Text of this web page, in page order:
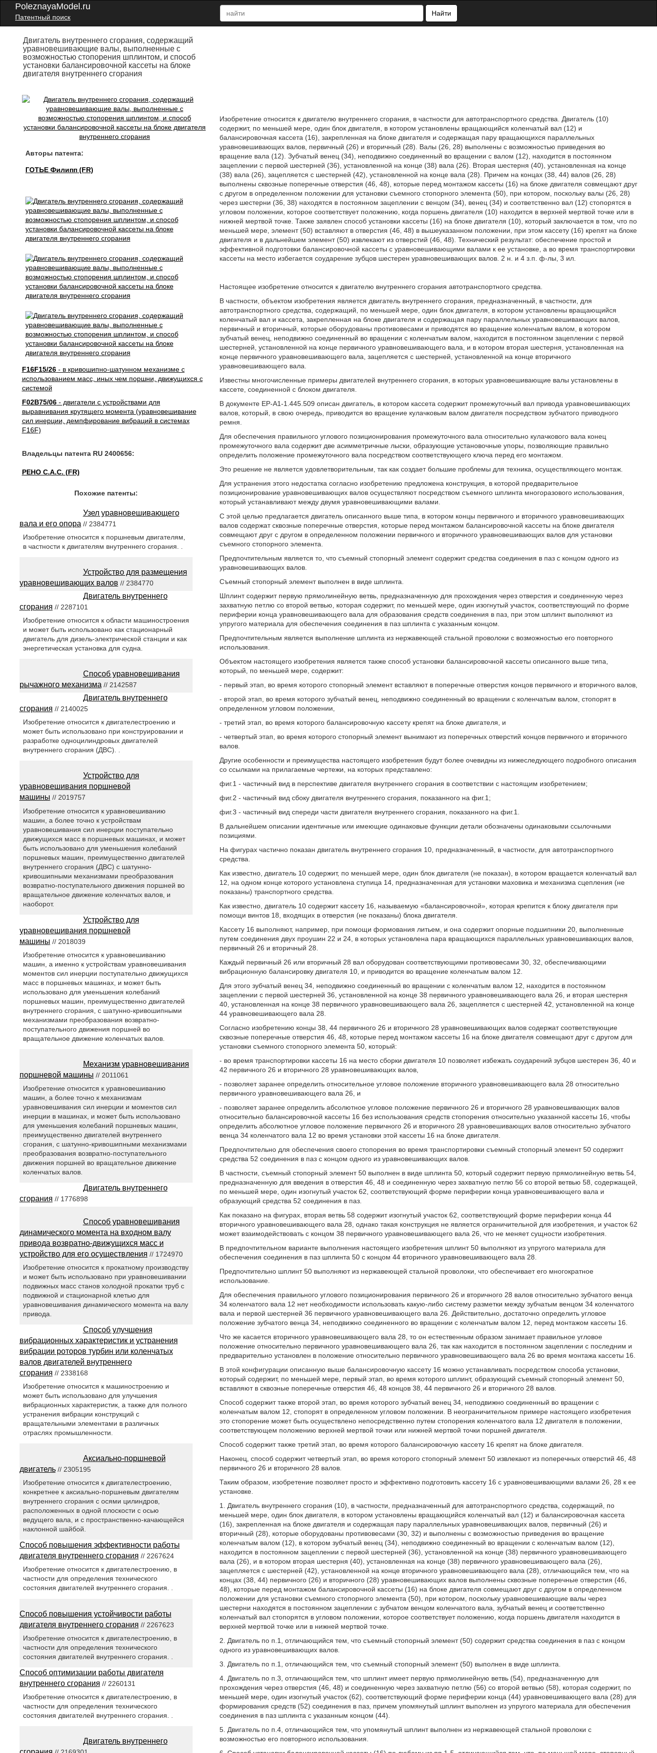
PoleznayaModel.ru
Патентный поиск
Найти
Двигатель внутреннего сгорания, содержащий
уравновешивающие валы, выполненные с
возможностью стопорения шплинтом, и способ
установки балансировочной кассеты на блоке
двигателя внутреннего сгорания
Авторы патента:
ГОТЬЕ Филипп (FR)
F16F15/26- в кривошипно-шатунном механизме с
использованием масс, иных чем поршни, движущихся с
системой
F02B75/06- двигатели с устройствами для
выравнивания крутящего момента (уравновешивание
сил инерции, демпфирование вибраций в системах
F16F)
Владельцы патента RU 2400656:
РЕНО С.А.С. (FR)
Изобретение относится к двигателю внутреннего сгорания, в частности для автотранспортного средства. Двигатель (10)
содержит, по меньшей мере, один блок двигателя, в котором установлены вращающийся коленчатый вал (12) и
балансировочная кассета (16), закрепленная на блоке двигателя и содержащая пару вращающихся параллельных
уравновешивающих валов, первичный (26) и вторичный (28). Валы (26, 28) выполнены с возможностью приведения во
вращение вала (12). Зубчатый венец (34), неподвижно соединенный во вращении с валом (12), находится в постоянном
зацеплении с первой шестерней (36), установленной на конце (38) вала (26). Вторая шестерня (40), установленная на конце
(38) вала (26), зацепляется с шестерней (42), установленной на конце вала (28). Причем на концах (38, 44) валов (26, 28)
выполнены сквозные поперечные отверстия (46, 48), которые перед монтажом кассеты (16) на блоке двигателя совмещают друг
с другом в определенном положении для установки съемного стопорного элемента (50), при котором, поскольку валы (26, 28)
через шестерни (36, 38) находятся в постоянном зацеплении с венцом (34), венец (34) и соответственно вал (12) стопорятся в
угловом положении, которое соответствует положению, когда поршень двигателя (10) находится в верхней мертвой точке или в
нижней мертвой точке. Также заявлен способ установки кассеты (16) на блоке двигателя (10), который заключается в том, что по
меньшей мере, элемент (50) вставляют в отверстия (46, 48) в вышеуказанном положении, при этом кассету (16) крепят на блоке
двигателя и в дальнейшем элемент (50) извлекают из отверстий (46, 48). Технический результат: обеспечение простой и
эффективной подготовки балансировочной кассеты с уравновешивающими валами к ее установке, а во время транспортировки
кассеты на место избегается соударение зубцов шестерен уравновешивающих валов. 2 н. и 4 з.п. ф-лы, 3 ил.
Настоящее изобретение относится к двигателю внутреннего сгорания автотранспортного средства.
В частности, объектом изобретения является двигатель внутреннего сгорания, предназначенный, в частности, для
автотранспортного средства, содержащий, по меньшей мере, один блок двигателя, в котором установлены вращающийся
коленчатый вал и кассета, закрепленная на блоке двигателя и содержащая пару параллельных уравновешивающих валов,
первичный и вторичный, которые оборудованы противовесами и приводятся во вращение коленчатым валом, в котором
зубчатый венец, неподвижно соединенный во вращении с коленчатым валом, находится в постоянном зацеплении с первой
шестерней, установленной на конце первичного уравновешивающего вала, и в котором вторая шестерня, установленная на
конце первичного уравновешивающего вала, зацепляется с шестерней, установленной на конце вторичного
уравновешивающего вала.
Известны многочисленные примеры двигателей внутреннего сгорания, в которых уравновешивающие валы установлены в
кассете, соединенной с блоком двигателя.
В документе ЕР-А1-1.445.509 описан двигатель, в котором кассета содержит промежуточный вал привода уравновешивающих
валов, который, в свою очередь, приводится во вращение кулачковым валом двигателя посредством зубчатого приводного
ремня.
Для обеспечения правильного углового позиционирования промежуточного вала относительно кулачкового вала конец
промежуточного вала содержит две асимметричные лыски, образующие установочные упоры, позволяющие правильно
определить положение промежуточного вала посредством соответствующего ключа перед его монтажом.
Это решение не является удовлетворительным, так как создает большие проблемы для техника, осуществляющего монтаж.
Для устранения этого недостатка согласно изобретению предложена конструкция, в которой предварительное
позиционирование уравновешивающих валов осуществляют посредством съемного шплинта многоразового использования,
который устанавливают между двумя уравновешивающими валами.
С этой целью предлагается двигатель описанного выше типа, в котором концы первичного и вторичного уравновешивающих
валов содержат сквозные поперечные отверстия, которые перед монтажом балансировочной кассеты на блоке двигателя
совмещают друг с другом в определенном положении первичного и вторичного уравновешивающих валов для установки
съемного стопорного элемента.
Предпочтительным является то, что съемный стопорный элемент содержит средства соединения в паз с концом одного из
уравновешивающих валов.
Съемный стопорный элемент выполнен в виде шплинта.
Шплинт содержит первую прямолинейную ветвь, предназначенную для прохождения через отверстия и соединенную через
захватную петлю со второй ветвью, которая содержит, по меньшей мере, один изогнутый участок, соответствующий по форме
периферии конца уравновешивающего вала для образования средств соединения в паз, при этом шплинт выполняют из
упругого материала для обеспечения соединения в паз шплинта с указанным концом.
Предпочтительным является выполнение шплинта из нержавеющей стальной проволоки с возможностью его повторного
использования.
Объектом настоящего изобретения является также способ установки балансировочной кассеты описанного выше типа,
который, по меньшей мере, содержит:
- первый этап, во время которого стопорный элемент вставляют в поперечные отверстия концов первичного и вторичного валов,
- второй этап, во время которого зубчатый венец, неподвижно соединенный во вращении с коленчатым валом, стопорят в
определенном угловом положении,
- третий этап, во время которого балансировочную кассету крепят на блоке двигателя, и
- четвертый этап, во время которого стопорный элемент вынимают из поперечных отверстий концов первичного и вторичного
валов.
Другие особенности и преимущества настоящего изобретения будут более очевидны из нижеследующего подробного описания
со ссылками на прилагаемые чертежи, на которых представлено:
фиг.1 - частичный вид в перспективе двигателя внутреннего сгорания в соответствии с настоящим изобретением;
фиг.2 - частичный вид сбоку двигателя внутреннего сгорания, показанного на фиг.1;
фиг.3 - частичный вид спереди части двигателя внутреннего сгорания, показанного на фиг.1.
В дальнейшем описании идентичные или имеющие одинаковые функции детали обозначены одинаковыми ссылочными
позициями.
На фигурах частично показан двигатель внутреннего сгорания 10, предназначенный, в частности, для автотранспортного
средства.
Как известно, двигатель 10 содержит, по меньшей мере, один блок двигателя (не показан), в котором вращается коленчатый вал
12, на одном конце которого установлена ступица 14, предназначенная для установки маховика и механизма сцепления (не
показаны) транспортного средства.
Как известно, двигатель 10 содержит кассету 16, называемую «балансировочной», которая крепится к блоку двигателя при
помощи винтов 18, входящих в отверстия (не показаны) блока двигателя.
Кассету 16 выполняют, например, при помощи формования литьем, и она содержит опорные подшипники 20, выполненные
путем соединения двух проушин 22 и 24, в которых установлена пара вращающихся параллельных уравновешивающих валов,
первичный 26 и вторичный 28.
Каждый первичный 26 или вторичный 28 вал оборудован соответствующими противовесами 30, 32, обеспечивающими
вибрационную балансировку двигателя 10, и приводится во вращение коленчатым валом 12.
Для этого зубчатый венец 34, неподвижно соединенный во вращении с коленчатым валом 12, находится в постоянном
зацеплении с первой шестерней 36, установленной на конце 38 первичного уравновешивающего вала 26, и вторая шестерня
40, установленная на конце 38 первичного уравновешивающего вала 26, зацепляется с шестерней 42, установленной на конце
44 уравновешивающего вала 28.
Согласно изобретению концы 38, 44 первичного 26 и вторичного 28 уравновешивающих валов содержат соответствующие
сквозные поперечные отверстия 46, 48, которые перед монтажом кассеты 16 на блоке двигателя совмещают друг с другом для
установки съемного стопорного элемента 50, который:
- во время транспортировки кассеты 16 на место сборки двигателя 10 позволяет избежать соударений зубцов шестерен 36, 40 и
42 первичного 26 и вторичного 28 уравновешивающих валов,
- позволяет заранее определить относительное угловое положение вторичного уравновешивающего вала 28 относительно
первичного уравновешивающего вала 26, и
- позволяет заранее определить абсолютное угловое положение первичного 26 и вторичного 28 уравновешивающих валов
относительно балансировочной кассеты 16 без использования средств стопорения относительно указанной кассеты 16, чтобы
определить абсолютное угловое положение первичного 26 и вторичного 28 уравновешивающих валов относительно зубчатого
венца 34 коленчатого вала 12 во время установки этой кассеты 16 на блоке двигателя.
Предпочтительно для обеспечения своего стопорения во время транспортировки съемный стопорный элемент 50 содержит
средства 52 соединения в паз с концом одного из уравновешивающих валов.
В частности, съемный стопорный элемент 50 выполнен в виде шплинта 50, который содержит первую прямолинейную ветвь 54,
предназначенную для введения в отверстия 46, 48 и соединенную через захватную петлю 56 со второй ветвью 58, содержащей,
по меньшей мере, один изогнутый участок 62, соответствующий форме периферии конца уравновешивающего вала и
образующий средства 52 соединения в паз.
Как показано на фигурах, вторая ветвь 58 содержит изогнутый участок 62, соответствующий форме периферии конца 44
вторичного уравновешивающего вала 28, однако такая конструкция не является ограничительной для изобретения, и участок 62
может взаимодействовать с концом 38 первичного уравновешивающего вала 26, что не меняет сущности изобретения.
В предпочтительном варианте выполнения настоящего изобретения шплинт 50 выполняют из упругого материала для
обеспечения соединения в паз шплинта 50 с концом 44 вторичного уравновешивающего вала 28.
Предпочтительно шплинт 50 выполняют из нержавеющей стальной проволоки, что обеспечивает его многократное
использование.
Для обеспечения правильного углового позиционирования первичного 26 и вторичного 28 валов относительно зубчатого венца
34 коленчатого вала 12 нет необходимости использовать какую-либо систему разметки между зубчатым венцом 34 коленчатого
вала и первой шестерней 36 первичного уравновешивающего вала 26. Действительно, достаточно определить угловое
положение зубчатого венца 34, неподвижно соединенного во вращении с коленчатым валом 12, перед монтажом кассеты 16.
Что же касается вторичного уравновешивающего вала 28, то он естественным образом занимает правильное угловое
положение относительно первичного уравновешивающего вала 26, так как находится в постоянном зацеплении с последним и
предварительно установлен в положение относительно первичного уравновешивающего вала 26 во время монтажа кассеты 16.
В этой конфигурации описанную выше балансировочную кассету 16 можно устанавливать посредством способа установки,
который содержит, по меньшей мере, первый этап, во время которого шплинт, образующий съемный стопорный элемент 50,
вставляют в сквозные поперечные отверстия 46, 48 концов 38, 44 первичного 26 и вторичного 28 валов.
Способ содержит также второй этап, во время которого зубчатый венец 34, неподвижно соединенный во вращении с
коленчатым валом 12, стопорят в определенном угловом положении. В неограничительном примере настоящего изобретения
это стопорение может быть осуществлено непосредственно путем стопорения коленчатого вала 12 двигателя в положении,
соответствующем положению верхней мертвой точки или нижней мертвой точки поршней двигателя.
Способ содержит также третий этап, во время которого балансировочную кассету 16 крепят на блоке двигателя.
Наконец, способ содержит четвертый этап, во время которого стопорный элемент 50 извлекают из поперечных отверстий 46, 48
первичного 26 и вторичного 28 валов.
Таким образом, изобретение позволяет просто и эффективно подготовить кассету 16 с уравновешивающими валами 26, 28 к ее
установке.
1. Двигатель внутреннего сгорания (10), в частности, предназначенный для автотранспортного средства, содержащий, по
меньшей мере, один блок двигателя, в котором установлены вращающийся коленчатый вал (12) и балансировочная кассета
(16), закрепленная на блоке двигателя и содержащая пару параллельных уравновешивающих валов, первичный (26) и
вторичный (28), которые оборудованы противовесами (30, 32) и выполнены с возможностью приведения во вращение
коленчатым валом (12), в котором зубчатый венец (34), неподвижно соединенный во вращении с коленчатым валом (12),
находится в постоянном зацеплении с первой шестерней (36), установленной на конце (38) первичного уравновешивающего
вала (26), и в котором вторая шестерня (40), установленная на конце (38) первичного уравновешивающего вала (26),
зацепляется с шестерней (42), установленной на конце вторичного уравновешивающего вала (28), отличающийся тем, что на
концах (38, 44) первичного (26) и вторичного (28) уравновешивающих валов выполнены сквозные поперечные отверстия (46,
48), которые перед монтажом балансировочной кассеты (16) на блоке двигателя совмещают друг с другом в определенном
положении для установки съемного стопорного элемента (50), при котором, поскольку уравновешивающие валы через
шестерни находятся в постоянном зацеплении с зубчатом венцом коленчатого вала, зубчатый венец и соответственно
коленчатый вал стопорятся в угловом положении, которое соответствует положению, когда поршень двигателя находится в
верхней мертвой точке или в нижней мертвой точке.
2. Двигатель по п.1, отличающийся тем, что съемный стопорный элемент (50) содержит средства соединения в паз с концом
одного из уравновешивающих валов.
3. Двигатель по п.1, отличающийся тем, что съемный стопорный элемент (50) выполнен в виде шплинта.
4. Двигатель по п.3, отличающийся тем, что шплинт имеет первую прямолинейную ветвь (54), предназначенную для
прохождения через отверстия (46, 48) и соединенную через захватную петлю (56) со второй ветвью (58), которая содержит, по
меньшей мере, один изогнутый участок (62), соответствующий форме периферии конца (44) уравновешивающего вала (28) для
формирования средств (52) соединения в паз, причем упомянутый шплинт выполнен из упругого материала для обеспечения
соединения в паз шплинта с указанным концом (44).
5. Двигатель по п.4, отличающийся тем, что упомянутый шплинт выполнен из нержавеющей стальной проволоки с
возможностью его повторного использования.
Похожие патенты:
Узел уравновешивающего
вала и его опора // 2384771
Изобретение относится к поршневым двигателям,
в частности к двигателям внутреннего сгорания. .
Устройство для размещения
уравновешивающих валов // 2384770
Двигатель внутреннего
сгорания // 2287101
Изобретение относится к области машиностроения
и может быть использовано как стационарный
двигатель для дизель-электрической станции и как
энергетическая установка для судна.
Способ уравновешивания
рычажного механизма// 2142587
Двигатель внутреннего
сгорания // 2140025
Изобретение относится к двигателестроению и
может быть использовано при конструировании и
разработке одноцилиндровых двигателей
внутреннего сгорания (ДВС). .
Устройство для
уравновешивания поршневой
машины // 2019757
Изобретение относится к уравновешиванию
машин, а более точно к устройствам
уравновешивания сил инерции поступательно
движущихся масс в поршневых машинах, и может
быть использовано для уменьшения колебаний
поршневых машин, преимущественно двигателей
внутреннего сгорания (ДВС) с шатунно-
кривошипными механизмами преобразования
возвратно-поступательного движения поршней во
вращательное движение коленчатых валов, и
наоборот.
Устройство для
уравновешивания поршневой
машины // 2018039
Изобретение относится к уравновешиванию
машин, а именно к устройствам уравновешивания
моментов сил инерции поступательно движущихся
масс в поршневых машинах, и может быть
использовано для уменьшения колебаний
поршневых машин, преимущественно двигателей
внутреннего сгорания, с шатунно-кривошипными
механизмами преобразования возвратно-
поступательного движения поршней во
вращательное движение коленчатых валов.
Механизм уравновешивания
поршневой машины // 2011061
Изобретение относится к уравновешиванию
машин, а более точно к механизмам
уравновешивания сил инерции и моментов сил
инерции в машинах, и может быть использовано
для уменьшения колебаний поршневых машин,
преимущественно двигателей внутреннего
сгорания, с шатунно-кривошипными механизмами
преобразования возвратно-поступательного
движения поршней во вращательное движение
коленчатых валов.
Двигатель внутреннего
сгорания // 1776898
Способ уравновешивания
динамического момента на входном валу
привода возвратно-движущихся масс и
устройство для его осуществления // 1724970
Изобретение относится к прокатному производству
и может быть использовано при уравновешивании
подвижных масс станов холодной прокатки труб с
подвижной и стационарной клетью для
уравновешивания динамического момента на валу
привода.
Способ улучшения
вибрационных характеристик и устранения
вибрации роторов турбин или коленчатых
валов двигателей внутреннего
сгорания // 2338168
Изобретение относится к машиностроению и
может быть использовано для улучшения
вибрационных характеристик, а также для полного
устранения вибрации конструкций с
вращательными элементами в различных
отраслях промышленности.
Аксиально-поршневой
двигатель// 2305195
Изобретение относится к двигателестроению,
конкретнее к аксиально-поршневым двигателям
внутреннего сгорания с осями цилиндров,
расположенных в одной плоскости с осью
ведущего вала, и с пространственно-качающейся
наклонной шайбой.
Способ повышения эффективности работы
двигателя внутреннего сгорания // 2267624
Изобретение относится к двигателестроению, в
частности для определения технического
состояния двигателей внутреннего сгорания. .
Способ повышения устойчивости работы
двигателя внутреннего сгорания // 2267623
Изобретение относится к двигателестроению, в
частности для определения технического
состояния двигателей внутреннего сгорания. .
Способ оптимизации работы двигателя
внутреннего сгорания // 2260131
Изобретение относится к двигателестроению, в
частности для определения технического
состояния двигателей внутреннего сгорания. .
Двигатель внутреннего